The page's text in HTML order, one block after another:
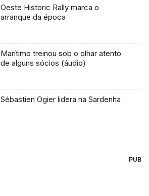
Oeste Historic Rally marca o
arranque da época
Marítimo treinou sob o olhar atento
de alguns sócios (áudio)
Sébastien Ogier lidera na Sardenha
PUB